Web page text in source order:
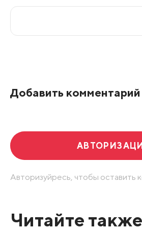
Добавить комментарий
Авторизуйресь, чтобы оставить
Читайте также